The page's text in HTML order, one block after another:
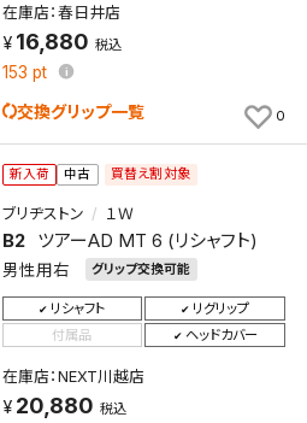
在庫店：春日井店
16,880 税込
153 pt
交換グリップ一覧 0
新入荷 中古 買替え割対象
ブリヂストン １Ｗ
B2 ツアーAD MT 6 (リシャフト)
男性用右 グリップ交換可能
リシャフト
リグリップ
付属品
ヘッドカバー
在庫店：NEXT川越店
20,880 税込